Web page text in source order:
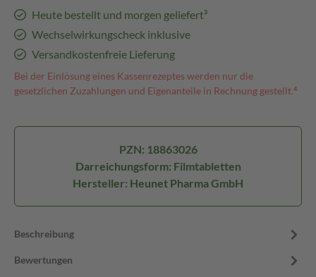
Heute bestellt und morgen geliefert³
Wechselwirkungscheck inklusive
Versandkostenfreie Lieferung
Bei der Einlösung eines Kassenrezeptes werden nur die
gesetzlichen Zuzahlungen und Eigenanteile in Rechnung gestellt.⁴
PZN: 18863026
Darreichungsform: Filmtabletten
Hersteller: Heunet Pharma GmbH
Beschreibung
Bewertungen